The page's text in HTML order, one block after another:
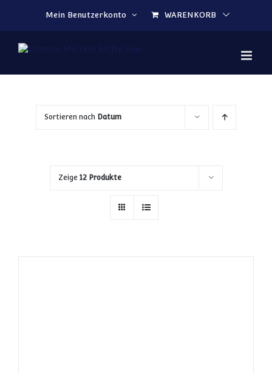
Mein Benutzerkonto
WARENKORB
Sortieren nach Datum
Zeige 12 Produkte